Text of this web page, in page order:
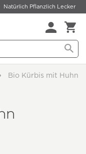
Natürlich Pflanzlich Lecker
Bio Kürbis mit Huhn